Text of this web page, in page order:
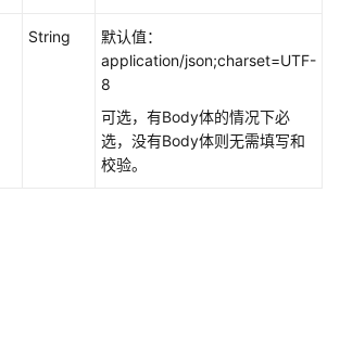
String
默认值：
application/json;charset=UTF-
8
可选，有Body体的情况下必
选，没有Body体则无需填写和
校验。